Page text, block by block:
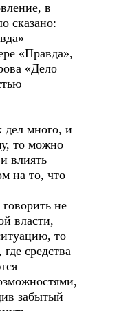
в
сказано:
«Правда»,
«Дело
дел много, и
то можно
влиять
на то, что
не
власти,
то
средства
забытый